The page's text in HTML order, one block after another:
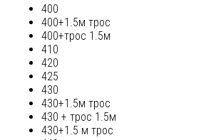
400
400+1.5м трос
400+трос 1.5м
410
420
425
430
430+1.5м трос
430 + трос 1.5м
430+1.5 м трос